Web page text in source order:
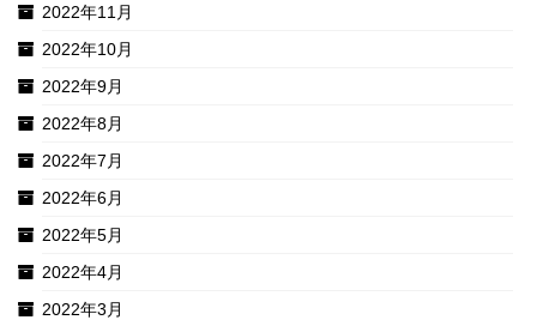
2022年11月
2022年10月
2022年9月
2022年8月
2022年7月
2022年6月
2022年5月
2022年4月
2022年3月